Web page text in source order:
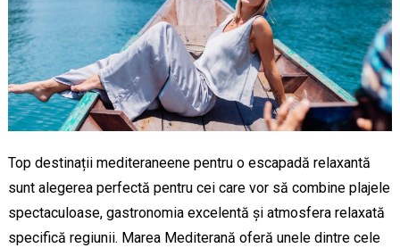
Top destinații mediteraneene pentru o escapadă relaxantă
sunt alegerea perfectă pentru cei care vor să combine plajele
spectaculoase, gastronomia excelentă și atmosfera relaxată
specifică regiunii. Marea Mediterană oferă unele dintre cele